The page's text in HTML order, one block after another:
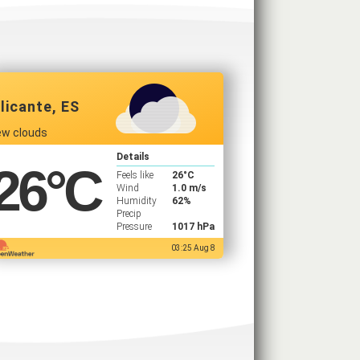
ES
clouds
°C
Details
Feels like
26°C
Wind
1.0 m/s
Humidity
62%
Precip
Pressure
1017 hPa
03:25 Aug 8